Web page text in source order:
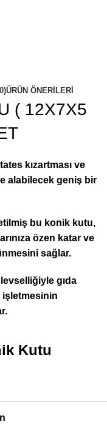
ÜRÜN ÖNERILERI
( 12X7X5
kızartması ve
alabilecek geniş bir
bu konik kutu,
özen katar ve
sağlar.
gıda
işletmesinin
Kutu